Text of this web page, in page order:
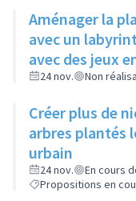
Aménager la
avec un
avec des jeux
24 nov. Non
Créer plus de nichoirs dans les nouveaux
arbres plantés
urbain
24 nov.
En cours
Propositions en